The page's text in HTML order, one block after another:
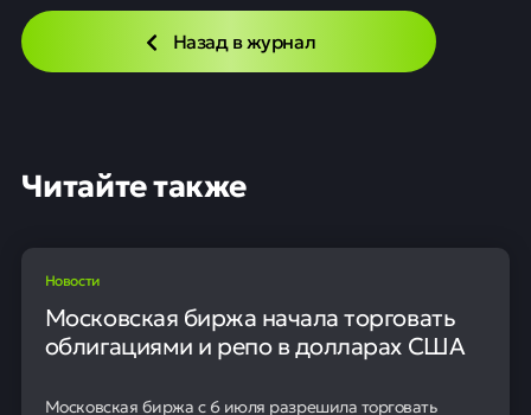
Новости 0 6
В ходе встречи в Пекине обсуждались ключевые
Завершается строительство новых энергоблоков на
двух атомных электростанциях в Китае. На
Тяньваньской АЭС идут работы по седьмому и
восьмому блокам, на АЭС «Сюйдапу» — по третьему и
четвертому.